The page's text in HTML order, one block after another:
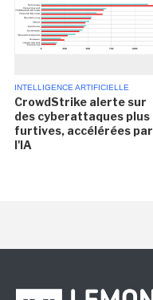
INTELLIGENCE ARTIFICIELLE
CrowdStrike alerte sur
des cyberattaques plus
furtives, accélérées par
l'IA